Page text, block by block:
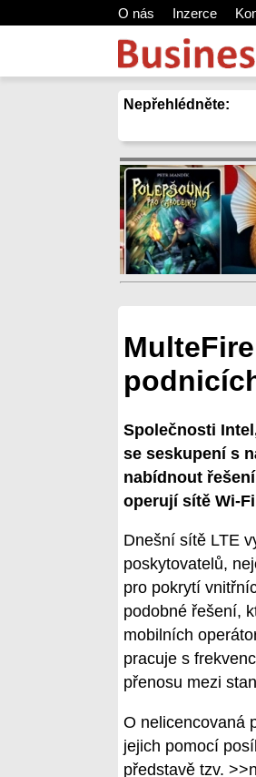
O nás Inzerce
Nepřehlédněte:
Společnosti
se seskupení s
nabídnout
operují sítě Wi-
Dnešní sítě LTE
poskytovatelů,
pro pokrytí
podobné řešení,
mobilních
pracuje s
přenosu mezi
O nelicencovaná
jejich pomocí
představě tzv.